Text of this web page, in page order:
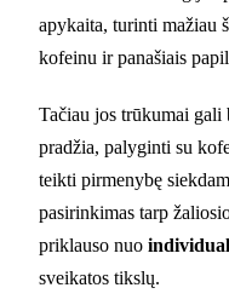
apykaita, turinti mažiau
kofeinu ir panašiais
Tačiau jos trūkumai gali
pradžia, palyginti su
teikti pirmenybę
pasirinkimas tarp
priklauso nuo
sveikatos tikslų.